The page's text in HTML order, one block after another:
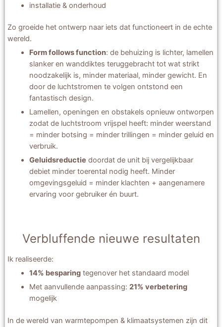
installatie & onderhoud
Zo groeide het ontwerp naar iets dat functioneert in de echte
wereld.
Form follows function: de behuizing is lichter, lamellen
slanker en wanddiktes teruggebracht tot wat strikt
noodzakelijk is, minder materiaal, minder gewicht. En
door de luchtstromen te volgen ontstond een
fantastisch design.
Lamellen, openingen en obstakels opnieuw ontworpen
zodat de luchtstroom vrijspel heeft: minder weerstand
= minder botsing = minder trillingen = minder geluid en
verbruik.
Geluidsreductie doordat de unit bij vergelijkbaar
debiet minder toerental nodig heeft. Minder
omgevingsgeluid = minder klachten + aangenamere
ervaring voor gebruiker én buurt.
Verbluffende nieuwe resultaten
Ik realiseerde:
14% besparingtegenover het standaard model
Met aanvullende aanpassing: 21% verbetering
mogelijk
In de wereld van warmtepompen & klimaatsystemen zijn dit